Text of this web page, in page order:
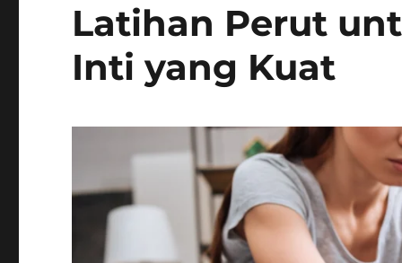
Latihan Perut
Inti yang Kuat